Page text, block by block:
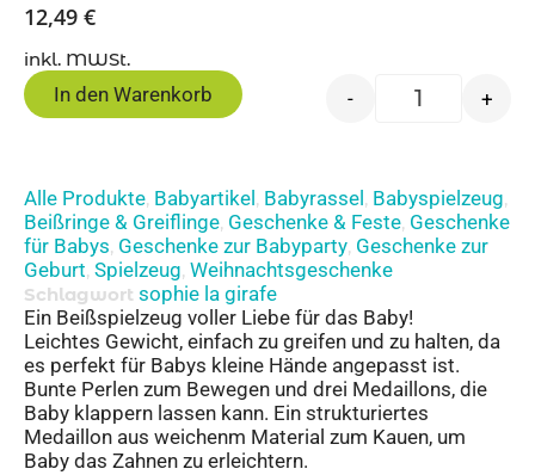
12,49 €
inkl. MWSt.
- +
In den Warenkorb
Alle Produkte, Babyartikel , Babyrassel , Babyspielzeug,
Beißringe & Greiflinge, Geschenke & Feste, Geschenke
für Babys, Geschenke zur Babyparty, Geschenke zur
Geburt, Spielzeug, Weihnachtsgeschenke
Schlagwort sophie la girafe
Ein Beißspielzeug voller Liebe für das Baby!
Leichtes Gewicht, einfach zu greifen und zu halten, da
es perfekt für Babys kleine Hände angepasst ist.
Bunte Perlen zum Bewegen und drei Medaillons, die
Baby klappern lassen kann. Ein strukturiertes
Medaillon aus weichenm Material zum Kauen, um
Baby das Zahnen zu erleichtern.